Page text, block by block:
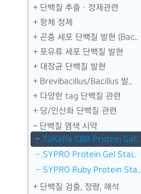
단백질 추출 · 정제관련
항체 정제
곤충 세포 단백질 발현 (Bac..
포유류 세포 단백질 발현
대장균 단백질 발현
Brevibacillus／Bacillus 발..
다양한 tag 단백질 관련
당／인산화 단백질 관련
단백질 염색 시약
TaKaRa CBB Protein Saf..
SYPRO Protein Gel Stai..
SYPRO Ruby Protein Sta..
단백질 검출, 정량, 해석